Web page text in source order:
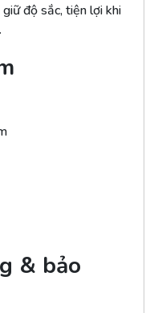
độ sắc, tiện lợi khi
& bảo